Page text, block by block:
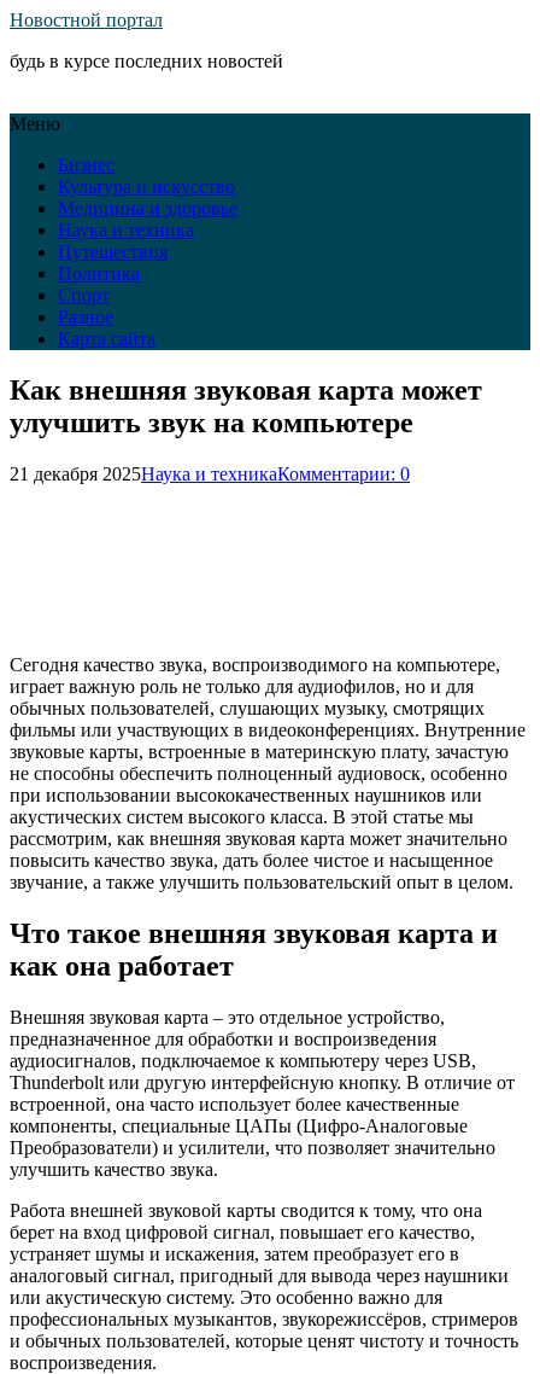
Новостной портал
будь в курсе последних новостей
Меню
Бизнес
Культура и искусство
Медицина и здоровье
Наука и техника
Путешествия
Политика
Спорт
Разное
Карта сайта
Как внешняя звуковая карта может
улучшить звук на компьютере
21 декабря 2025Наука и техникаКомментарии: 0
Сегодня качество звука, воспроизводимого на компьютере,
играет важную роль не только для аудиофилов, но и для
обычных пользователей, слушающих музыку, смотрящих
фильмы или участвующих в видеоконференциях. Внутренние
звуковые карты, встроенные в материнскую плату, зачастую
не способны обеспечить полноценный аудиовоск, особенно
при использовании высококачественных наушников или
акустических систем высокого класса. В этой статье мы
рассмотрим, как внешняя звуковая карта может значительно
повысить качество звука, дать более чистое и насыщенное
звучание, а также улучшить пользовательский опыт в целом.
Что такое внешняя звуковая карта и
как она работает
Внешняя звуковая карта – это отдельное устройство,
предназначенное для обработки и воспроизведения
аудиосигналов, подключаемое к компьютеру через USB,
Thunderbolt или другую интерфейсную кнопку. В отличие от
встроенной, она часто использует более качественные
компоненты, специальные ЦАПы (Цифро-Аналоговые
Преобразователи) и усилители, что позволяет значительно
улучшить качество звука.
Работа внешней звуковой карты сводится к тому, что она
берет на вход цифровой сигнал, повышает его качество,
устраняет шумы и искажения, затем преобразует его в
аналоговый сигнал, пригодный для вывода через наушники
или акустическую систему. Это особенно важно для
профессиональных музыкантов, звукорежиссёров, стримеров
и обычных пользователей, которые ценят чистоту и точность
воспроизведения.